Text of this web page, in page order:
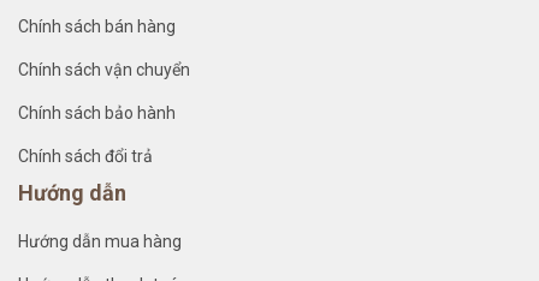
Chính sách bán hàng
Chính sách vận chuyển
Chính sách bảo hành
Chính sách đổi trả
Hướng dẫn
Hướng dẫn mua hàng